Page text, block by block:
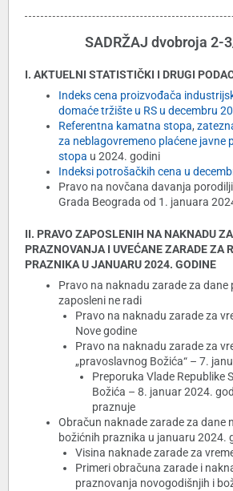
SADRŽAJ dvobroja 2-
I. AKTUELNI STATISTIČKI I DRUGI
Indeks cena proizvođača
domaće tržište u RS u decembru
Referentna kamatna stopa,
za neblagovremeno plaćene javne
stopa u 2024. godini
Indeksi potrošačkih cena u
Pravo na novčana davanja
Grada Beograda od 1. januara
II. PRAVO ZAPOSLENIH NA NAKNADU
PRAZNOVANJA I UVEĆANE ZARADE ZA
PRAZNIKA U JANUARU 2024. GODINE
Pravo na naknadu zarade za dane
zaposleni ne radi
Pravo na naknadu zarade za
Nove godine
Pravo na naknadu zarade za
„pravoslavnog Božića“ – 7.
Preporuka Vlade Republike
Božića – 8. januar 2024.
praznuje
Obračun naknade zarade za dane
božićnih praznika u januaru 2024.
Visina naknade zarade za
Primeri obračuna zarade i
praznovanja novogodišnjih i